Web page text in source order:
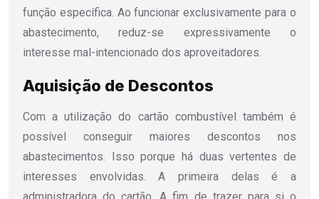
função específica. Ao funcionar exclusivamente para o
abastecimento, reduz-se expressivamente o
interesse mal-intencionado dos aproveitadores.
Aquisição de Descontos
Com a utilização do cartão combustível também é
possível conseguir maiores descontos nos
abastecimentos. Isso porque há duas vertentes de
interesses envolvidas. A primeira delas é a